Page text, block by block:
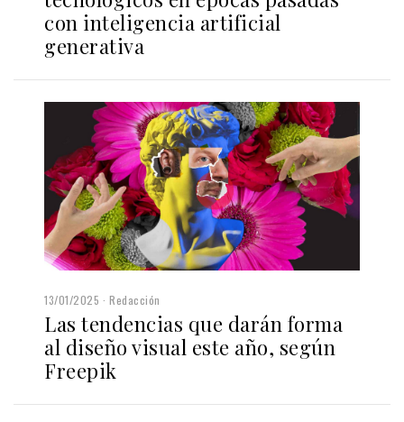
con inteligencia artificial
generativa
13/01/2025 Redacción
Las tendencias que darán forma
al diseño visual este año, según
Freepik